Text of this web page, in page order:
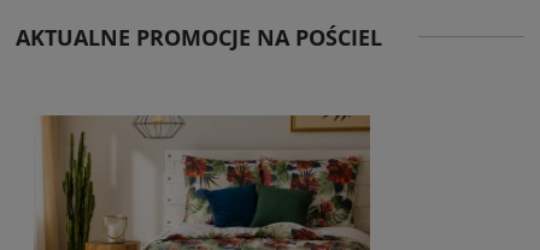
AKTUALNE PROMOCJE NA POŚCIEL